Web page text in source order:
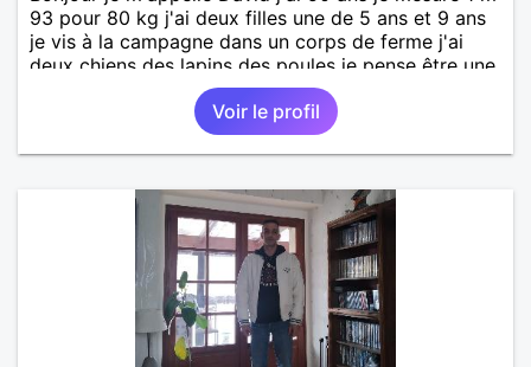
93 pour 80 kg j'ai deux filles une de 5 ans et 9 ans
je vis à la campagne dans un corps de ferme j'ai
deux chiens des lapins des poules je pense être une
personne simple qui vit simplement j'apprécie très
très bien les choses simples de la vie
Voir le profil